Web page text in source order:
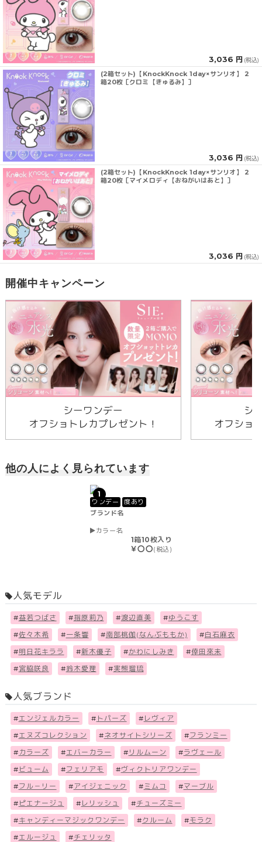
3,036 円 (税込)
(2箱セット)【KnockKnock 1day×サンリオ】 2
箱20枚［クロミ【きゅるみ】］
3,036 円 (税込)
(2箱セット)【KnockKnock 1day×サンリオ】 2
箱20枚［マイメロディ【おねがいはあと】］
3,036 円 (税込)
開催中キャンペーン
シーワンデー
オフショトレカプレゼント！
シ
オフショ
他の人によく見られています
1
ワンデー
度あり
ブランド名
カラー名
1箱10枚入り
￥〇〇(税込)
人気モデル
#益若つばさ #指原莉乃 #渡辺直美 #ゆうこす
#佐々木希 #一条響 #南部桃伽(なんぶももか) #白石麻衣
#明日花キララ #新木優子 #かわにしみき #倖田來未
#宮脇咲良 #鈴木愛理 #実熊瑠琉
人気ブランド
#エンジェルカラー # トパーズ # レヴィア
#エヌズコレクション #ネオサイトシリーズ #フランミー
# カラーズ #エバーカラー # リルムーン #ラヴェール
# ビューム #フェリアモ #ヴィクトリアワンデー
#フル－リー #アイジェニック # ミムコ #マーブル
# ピエナージュ # レリッシュ #チューズミー
#キャンディーマジックワンデー #クルーム #モラク
#エルージュ #チェリッタ